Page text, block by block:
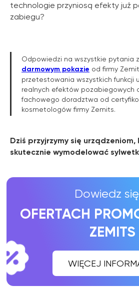
technologie przyniosą efekty już
zabiegu?
Odpowiedzi na wszystkie pytania
darmowym pokazie od firmy
przetestowania wszystkich funkcji
realnych efektów pozabiegowych
fachowego doradztwa od
kosmetologów firmy Zemits.
Dziś przyjrzymy się
skutecznie wymodelować